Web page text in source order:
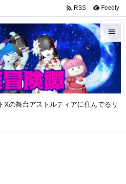
Ⅹの舞台アストルティアに住んでるリ


メニュ

サイド

 RSS Feedly